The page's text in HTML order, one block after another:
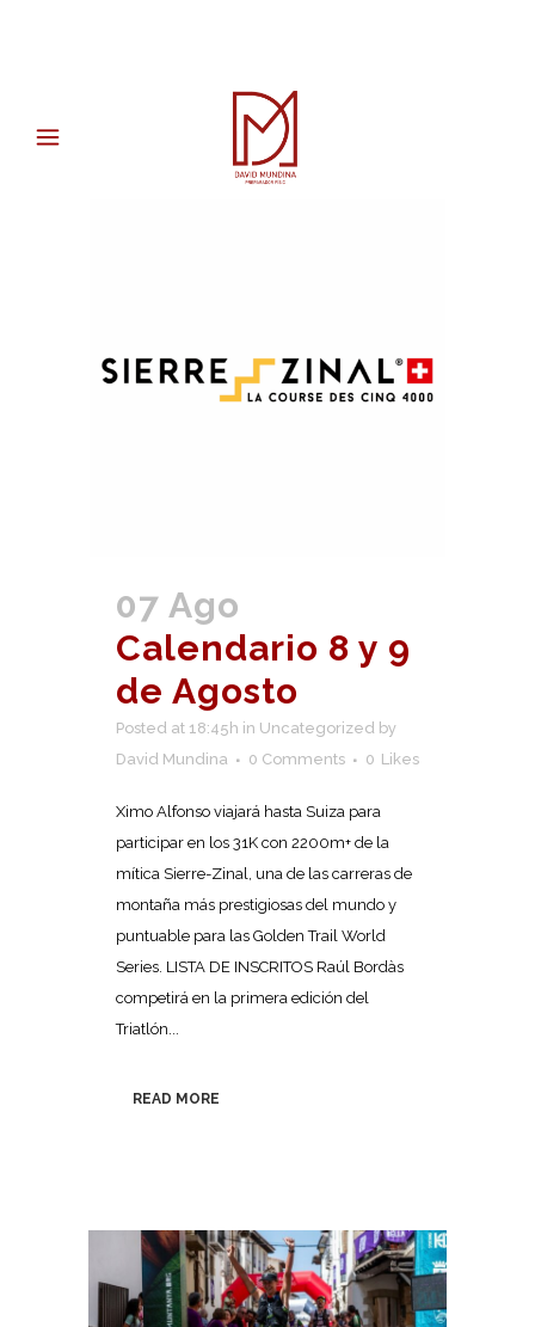
07 Ago
Calendario 8 y 9
de Agosto
Posted at 18:45h in Uncategorized by
David Mundina
0 Comments 0 Likes
Ximo Alfonso viajará hasta Suiza para
participar en los 31K con 2200m+ de la
mítica Sierre-Zinal, una de las carreras de
montaña más prestigiosas del mundo y
puntuable para las Golden Trail World
Series. LISTA DE INSCRITOS Raúl Bordàs
competirá en la primera edición del
Triatlón...
READ MORE